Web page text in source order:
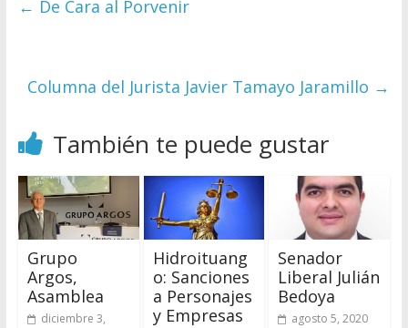
← De Cara al Porvenir
Columna del Jurista Javier Tamayo Jaramillo →
También te puede gustar
Grupo
Argos,
Asamblea
diciembre 3,
Hidroituang
o: Sanciones
a Personajes
y Empresas
Senador
Liberal Julián
Bedoya
agosto 5, 2020